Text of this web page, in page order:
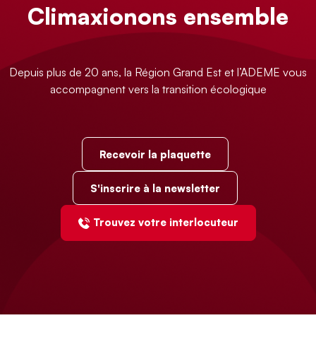
Climaxionons ensemble
Depuis plus de 20 ans, la Région Grand Est et l’ADEME vous
accompagnent vers la transition écologique
Recevoir la plaquette
S'inscrire à la newsletter
Trouvez votre interlocuteur